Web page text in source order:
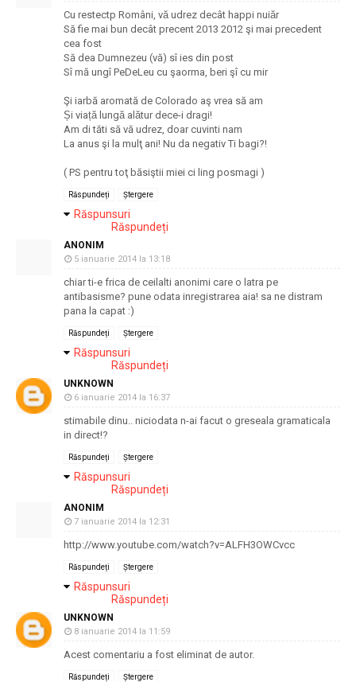
Cu restectp Români, vă udrez decât happi nuiăr
Să fie mai bun decât precent 2013 2012 şi mai precedent
cea fost
Să dea Dumnezeu (vă) sî ies din post
Sî mă ungî PeDeLeu cu şaorma, beri şî cu mir
Şi iarbă aromată de Colorado aş vrea să am
Și viață lungă alătur dece-i dragi!
Am di tăti să vă udrez, doar cuvinti nam
La anus şi la mulţ ani! Nu da negativ Ti bagi?!
( PS pentru toţ băsiştii miei ci ling posmagi )
Răspundeți Ștergere
Răspunsuri
Răspundeți
ANONIM
5 ianuarie 2014 la 13:18
chiar ti-e frica de ceilalti anonimi care o latra pe
antibasisme? pune odata inregistrarea aia! sa ne distram
pana la capat :)
Răspundeți Ștergere
Răspunsuri
Răspundeți
UNKNOWN
6 ianuarie 2014 la 16:37
stimabile dinu.. niciodata n-ai facut o greseala gramaticala
in direct!?
Răspundeți Ștergere
Răspunsuri
Răspundeți
ANONIM
7 ianuarie 2014 la 12:31
http://www.youtube.com/watch?v=ALFH3OWCvcc
Răspundeți Ștergere
Răspunsuri
Răspundeți
UNKNOWN
8 ianuarie 2014 la 11:59
Acest comentariu a fost eliminat de autor.
Răspundeți Ștergere